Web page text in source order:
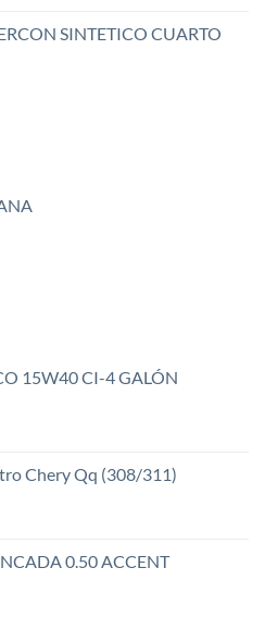
SINTETICO CUARTO
15W40 CI-4 GALÓN
Chery Qq (308/311)
0.50 ACCENT